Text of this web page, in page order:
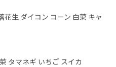
生 ダイコン コーン 白菜 キャ
タマネギ いちご スイカ